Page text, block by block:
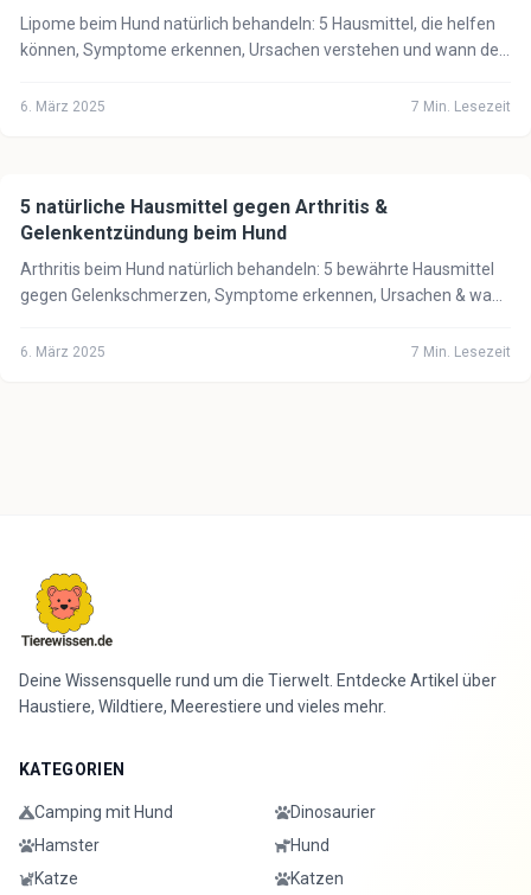
Lipome beim Hund natürlich behandeln: 5 Hausmittel, die helfen
können, Symptome erkennen, Ursachen verstehen und wann der
6. März 2025 7 Min. Lesezeit
🐕 Hund
5 natürliche Hausmittel gegen Arthritis &
Gelenkentzündung beim Hund
Arthritis beim Hund natürlich behandeln: 5 bewährte Hausmittel
gegen Gelenkschmerzen, Symptome erkennen, Ursachen & wann
6. März 2025 7 Min. Lesezeit
Deine Wissensquelle rund um die Tierwelt. Entdecke Artikel über
Haustiere, Wildtiere, Meerestiere und vieles mehr.
KATEGORIEN
Camping mit Hund
Dinosaurier
Hamster
Hund
Katze
Katzen